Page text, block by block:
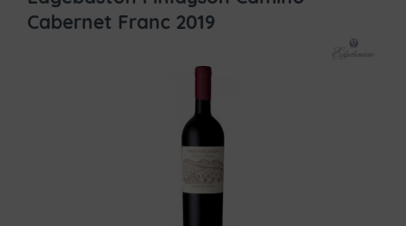
Cabernet Franc 2019